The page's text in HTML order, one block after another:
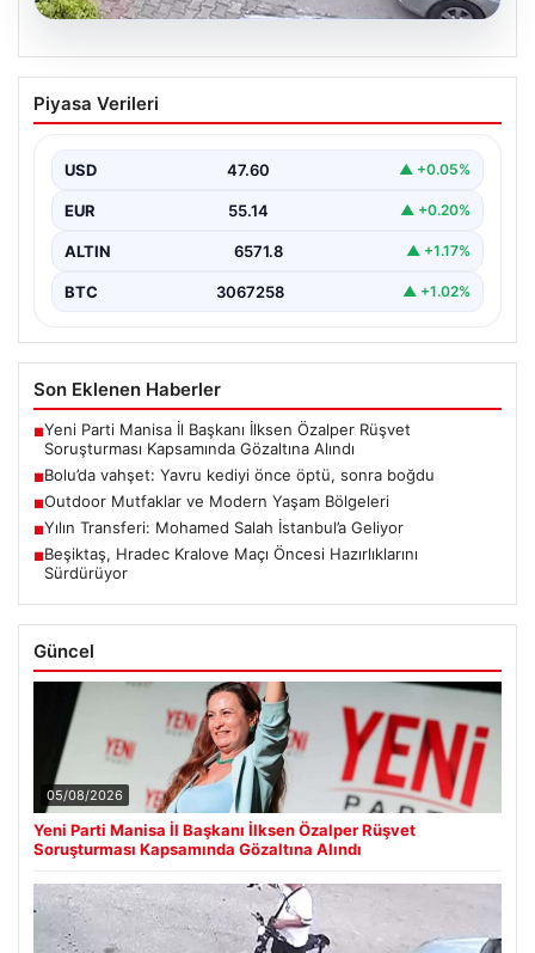
Bolu’da vahşet: Yavru kediyi önce öptü,
sonra boğdu
Ardından Telef Etti", "content": "Bolu'nun Beşkavaklar…
Piyasa Verileri
USD 47.60 ▲ +0.05%
EUR 55.14 ▲ +0.20%
ALTIN 6571.8 ▲ +1.17%
BTC 3067258 ▲ +1.02%
Son Eklenen Haberler
■Yeni Parti Manisa İl Başkanı İlksen Özalper Rüşvet
Soruşturması Kapsamında Gözaltına Alındı
■Bolu’da vahşet: Yavru kediyi önce öptü, sonra boğdu
■Outdoor Mutfaklar ve Modern Yaşam Bölgeleri
■Yılın Transferi: Mohamed Salah İstanbul’a Geliyor
■Beşiktaş, Hradec Kralove Maçı Öncesi Hazırlıklarını
Sürdürüyor
Güncel
05/08/2026
Yeni Parti Manisa İl Başkanı İlksen Özalper Rüşvet
Soruşturması Kapsamında Gözaltına Alındı